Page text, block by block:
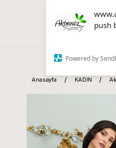
push
Powered by
Anasayfa KADIN